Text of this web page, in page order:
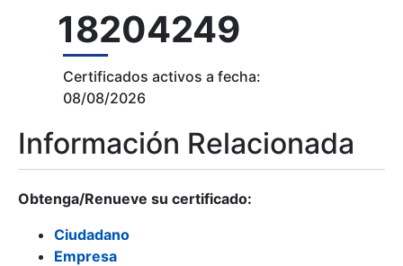
18204249
Certificados activos a fecha:
08/08/2026
Información Relacionada
Obtenga/Renueve su certificado:
Ciudadano
Empresa